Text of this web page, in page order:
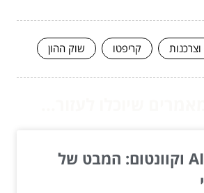
וצרכנות קריפטו שוק ההון
השקעות ב-AI וקוונטום: המבט של